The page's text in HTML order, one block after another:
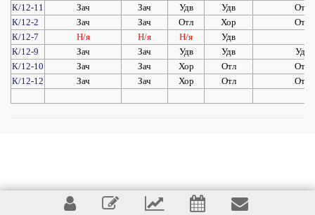
К/12-11
Зач Зач Удв Удв
Отл
К/12-2
Зач Зач Отл Хор
Отл
К/12-7
Н/я Н/я Н/я
Удв
К/12-9
Зач Зач Удв Удв
Удв
К/12-10
Зач Зач Хор Отл
Отл
К/12-12
Зач Зач Хор Отл Отл